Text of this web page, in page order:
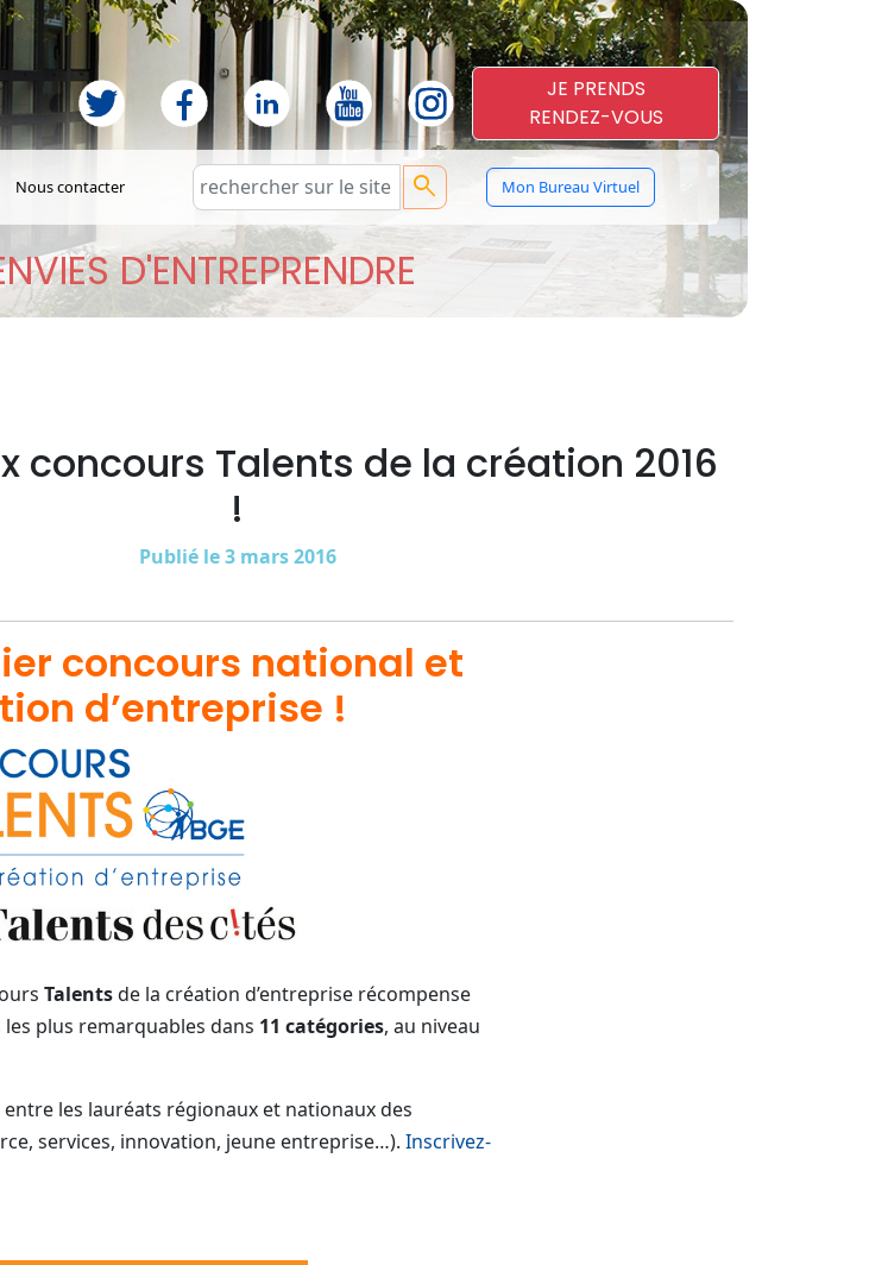
JE PRENDS
RENDEZ-VOUS
Nous contacter search Mon Bureau Virtuel
D'ENTREPRENDRE
concours Talents de la création 2016
!
Publié le 3 mars 2016
concours national et
d’entreprise !
Talentsde la création d’entreprise récompense
plus remarquables dans 11 catégories, au niveau
les lauréats régionaux et nationaux des
services, innovation, jeune entreprise…). Inscrivez-